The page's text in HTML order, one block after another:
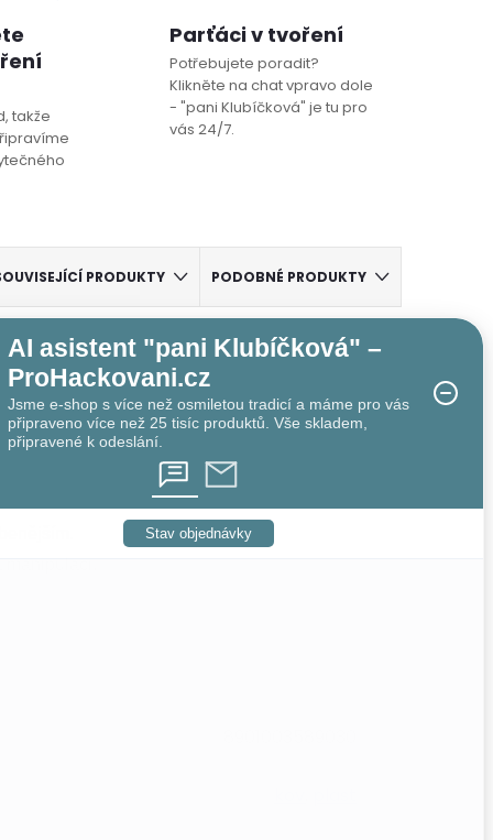
takže
Parťáci v tvoření
Potřebujete poradit?
Klikněte na chat vpravo dole
- "pani Klubíčková" je tu pro
vás 24/7.
PRODUKTY PODOBNÉ PRODUKTY
AI asistent "pani Klubíčková" –
ProHackovani.cz
Jsme e-shop s více než osmiletou tradicí a máme pro vás
připraveno více než 25 tisíc produktů. Vše skladem,
připravené k odeslání.
Stav objednávky